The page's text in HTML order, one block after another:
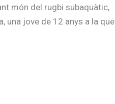
món del rugbi subaquàtic,
una jove de 12 anys a la que